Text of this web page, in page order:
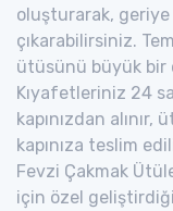
oluşturarak, geriye
çıkarabilirsiniz.
ütüsünü büyük bir
Kıyafetleriniz 24
kapınızdan
kapınıza teslim
Fevzi Çakmak
için özel